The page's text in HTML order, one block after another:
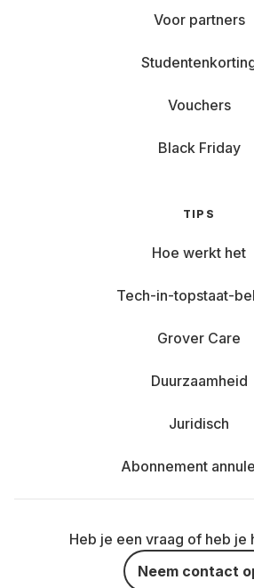
Voor partners
Vouchers
Black Friday
TIPS
Hoe werkt het
Tech-in-topstaat-
Grover Care
Duurzaamheid
Juridisch
Abonnement
Heb je een vraag of heb je
Neem contact